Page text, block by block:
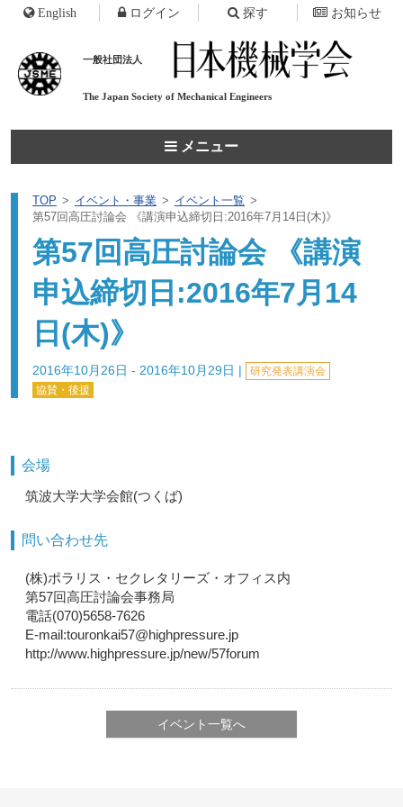
一般社団法人
The Japan Society of Mechanical Engineers
メニュー
English ログイン 探す お知らせ
TOP イベント・事業
イベント一覧
第57回高圧討論会 《講演申込締切日:2016年7月14日(木)》
第57回高圧討論会 《講演
申込締切日:2016年7月14
日(木)》
2016年10月26日 - 2016年10月29日 |
研究発表講演会
協賛・後援
会場
筑波大学大学会館(つくば)
問い合わせ先
(株)ポラリス・セクレタリーズ・オフィス内
第57回高圧討論会事務局
電話(070)5658-7626
E-mail:touronkai57@highpressure.jp
http://www.highpressure.jp/new/57forum
イベント一覧へ